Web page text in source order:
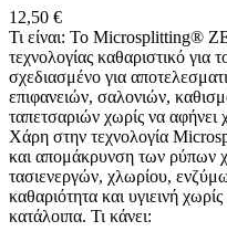
12,50 €
Τι είναι: Το Microsplitting®
τεχνολογίας καθαριστικό για
σχεδιασμένο για
επιφανειών, σαλονιών,
ταπετσαριών χωρίς να αφήνει
Χάρη στην τεχνολογία
και απομάκρυνση των ρύπων
τασιενεργών, χλωρίου,
καθαριότητα και υγιεινή
κατάλοιπα. Τι κάνει: